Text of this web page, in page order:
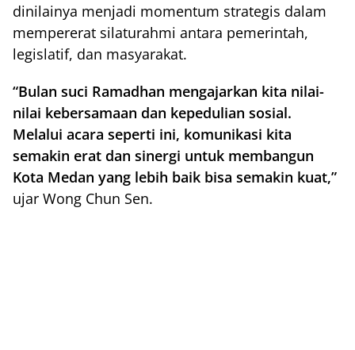
dinilainya menjadi momentum strategis dalam
mempererat silaturahmi antara pemerintah,
legislatif, dan masyarakat.
“Bulan suci Ramadhan mengajarkan kita nilai-
nilai kebersamaan dan kepedulian sosial.
Melalui acara seperti ini, komunikasi kita
semakin erat dan sinergi untuk membangun
Kota Medan yang lebih baik bisa semakin kuat,”
ujar Wong Chun Sen.